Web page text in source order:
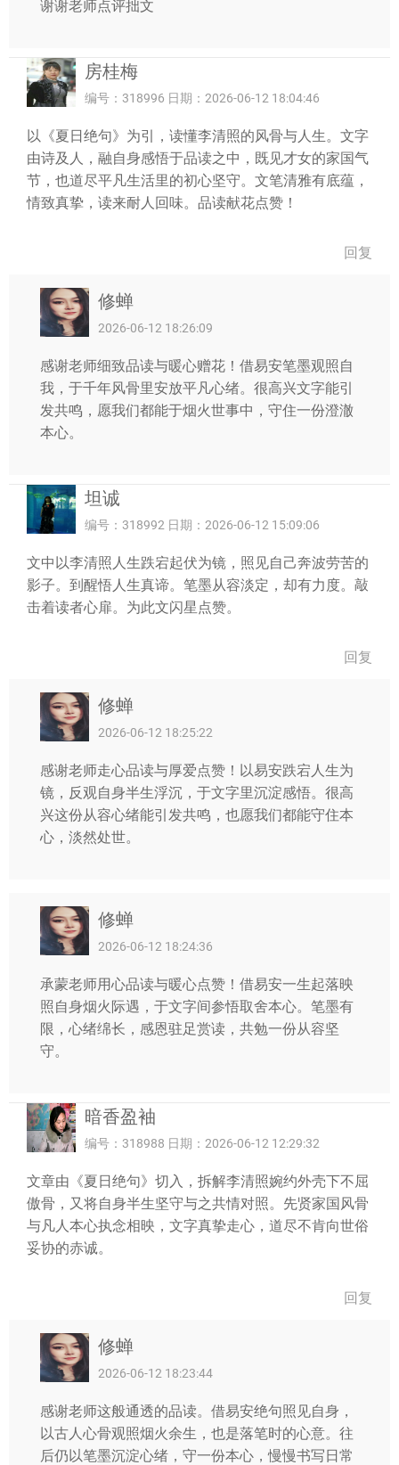
谢谢老师点评拙文
房桂梅
编号：318996 日期：2026-06-12 18:04:46
以《夏日绝句》为引，读懂李清照的风骨与人生。文字
由诗及人，融自身感悟于品读之中，既见才女的家国气
节，也道尽平凡生活里的初心坚守。文笔清雅有底蕴，
情致真挚，读来耐人回味。品读献花点赞！
回复
修蝉
2026-06-12 18:26:09
感谢老师细致品读与暖心赠花！借易安笔墨观照自
我，于千年风骨里安放平凡心绪。很高兴文字能引
发共鸣，愿我们都能于烟火世事中，守住一份澄澈
本心。
坦诚
编号：318992 日期：2026-06-12 15:09:06
文中以李清照人生跌宕起伏为镜，照见自己奔波劳苦的
影子。到醒悟人生真谛。笔墨从容淡定，却有力度。敲
击着读者心扉。为此文闪星点赞。
回复
修蝉
2026-06-12 18:25:22
感谢老师走心品读与厚爱点赞！以易安跌宕人生为
镜，反观自身半生浮沉，于文字里沉淀感悟。很高
兴这份从容心绪能引发共鸣，也愿我们都能守住本
心，淡然处世。
修蝉
2026-06-12 18:24:36
承蒙老师用心品读与暖心点赞！借易安一生起落映
照自身烟火际遇，于文字间参悟取舍本心。笔墨有
限，心绪绵长，感恩驻足赏读，共勉一份从容坚
守。
暗香盈袖
编号：318988 日期：2026-06-12 12:29:32
文章由《夏日绝句》切入，拆解李清照婉约外壳下不屈
傲骨，又将自身半生坚守与之共情对照。先贤家国风骨
与凡人本心执念相映，文字真挚走心，道尽不肯向世俗
妥协的赤诚。
回复
修蝉
2026-06-12 18:23:44
感谢老师这般通透的品读。借易安绝句照见自身，
以古人心骨观照烟火余生，也是落笔时的心意。往
后仍以笔墨沉淀心绪，守一份本心，慢慢书写日常